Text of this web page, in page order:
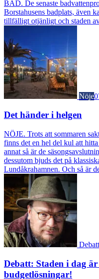
BAD. De senaste
Borstahusens badplats, även
tillfälligt otjänligt och staden
Nöje
Det händer i helgen
NÖJE. Trots att sommaren
finns det en hel del kul att
annat så är de
dessutom bjuds det på
Lundåkrahamnen. Och så är
Debatt
Debatt: Staden i dag
budgetlösningar!